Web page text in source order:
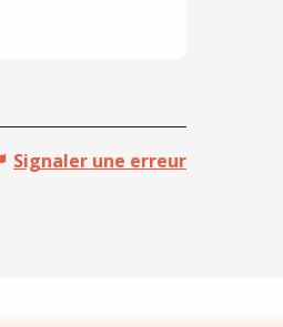
Signaler une erreur